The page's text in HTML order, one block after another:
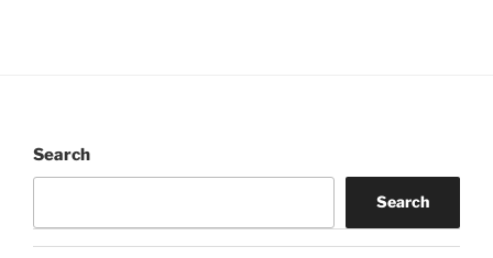
Search
Search